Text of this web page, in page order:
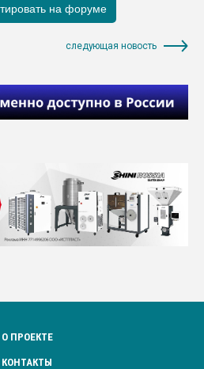
следующая новость
О ПРОЕКТЕ
КОНТАКТЫ